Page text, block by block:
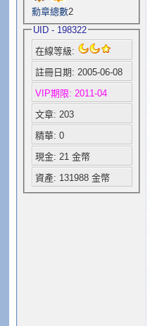
勳章總數2
UID - 198322
在線等級:
註冊日期: 2005-06-08
VIP期限: 2011-04
文章: 203
精華: 0
現金: 21 金幣
資產: 131988 金幣